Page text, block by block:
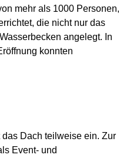
mehr als 1000 Personen,
die nicht nur das
angelegt. In
konnten
Dach teilweise ein. Zur
Event- und